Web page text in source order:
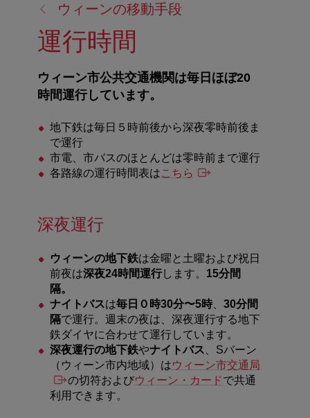
ウィーンの移動手段
運行時間
ウィーン市公共交通機関は毎日ほぼ20
時間運行しています。
地下鉄は毎日５時前後から深夜零時前後ま
で運行
市電、市バスのほとんどは零時前まで運行
各路線の運行時間表はこちら
深夜運行
ウィーンの地下鉄は金曜と土曜および祝日
前夜は深夜24時間運行します。 15分間
隔。
ナイトバスは毎日０時30分〜5時、 30分間
隔で運行。週末の夜は、深夜運行する地下
鉄ダイヤに合わせて運行しています。
深夜運行の地下鉄やナイトバス 、Sバーン
（ウィーン市内地域）はウィーン市交通局
の切符およびウィーン・カードで共通
利用できます。